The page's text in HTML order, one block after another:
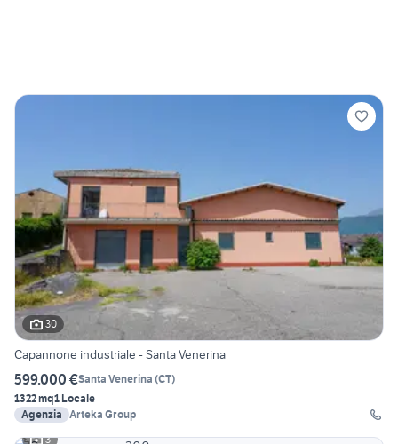
30
Capannone industriale - Santa Venerina
599.000 €Santa Venerina (CT)
1322 mq1 Locale
Agenzia Arteka Group
3